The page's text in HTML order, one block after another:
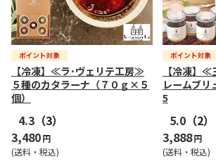
【冷凍】≪ラ･ヴェリテ工房≫
５種のカタラーナ（７０ｇ×５
個）
4.3 （3）
3,480円
(送料・税込)
【冷凍】
レームブリ
5
5.0 （2）
3,888円
(送料・税込)